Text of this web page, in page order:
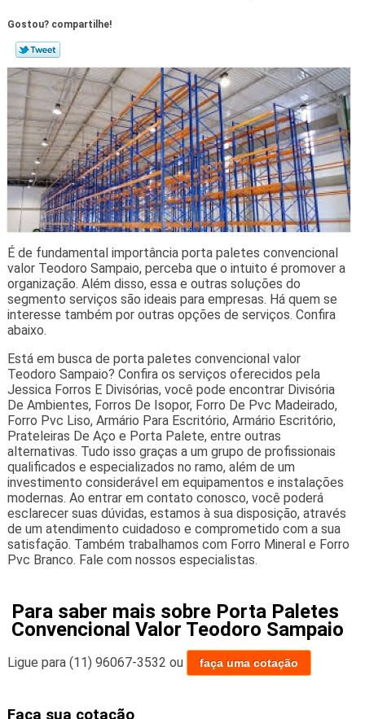
Gostou? compartilhe!
É de fundamental importância porta paletes convencional
valor Teodoro Sampaio, perceba que o intuito é promover a
organização. Além disso, essa e outras soluções do
segmento serviços são ideais para empresas. Há quem se
interesse também por outras opções de serviços. Confira
abaixo.
Está em busca de porta paletes convencional valor
Teodoro Sampaio? Confira os serviços oferecidos pela
Jessica Forros E Divisórias, você pode encontrar Divisória
De Ambientes, Forros De Isopor, Forro De Pvc Madeirado,
Forro Pvc Liso, Armário Para Escritório, Armário Escritório,
Prateleiras De Aço e Porta Palete, entre outras
alternativas. Tudo isso graças a um grupo de profissionais
qualificados e especializados no ramo, além de um
investimento considerável em equipamentos e instalações
modernas. Ao entrar em contato conosco, você poderá
esclarecer suas dúvidas, estamos à sua disposição, através
de um atendimento cuidadoso e comprometido com a sua
satisfação. Também trabalhamos com Forro Mineral e Forro
Pvc Branco. Fale com nossos especialistas.
Para saber mais sobre Porta Paletes
Convencional Valor Teodoro Sampaio
Ligue para (11) 96067-3532 ou faça uma cotação
Faça sua cotação